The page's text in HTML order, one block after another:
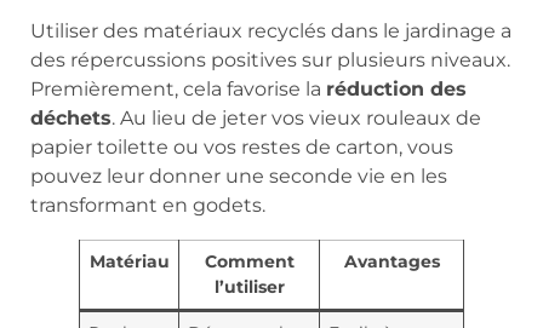
Utiliser des matériaux recyclés dans le jardinage a
des répercussions positives sur plusieurs niveaux.
Premièrement, cela favorise la réduction des
déchets. Au lieu de jeter vos vieux rouleaux de
papier toilette ou vos restes de carton, vous
pouvez leur donner une seconde vie en les
transformant en godets.
Matériau
Comment
l’utiliser
Avantages